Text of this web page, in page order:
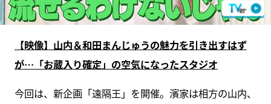
【映像】山内＆和田まんじゅうの魅力を引き出すはず
が…「お蔵入り確定」の空気になったスタジオ
今回は、新企画「遠隔王」を開催。濱家は相方の山内、